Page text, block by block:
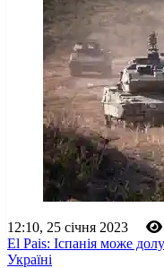
12:10, 25 січня 2023
El Pais: Іспанія може
Україні